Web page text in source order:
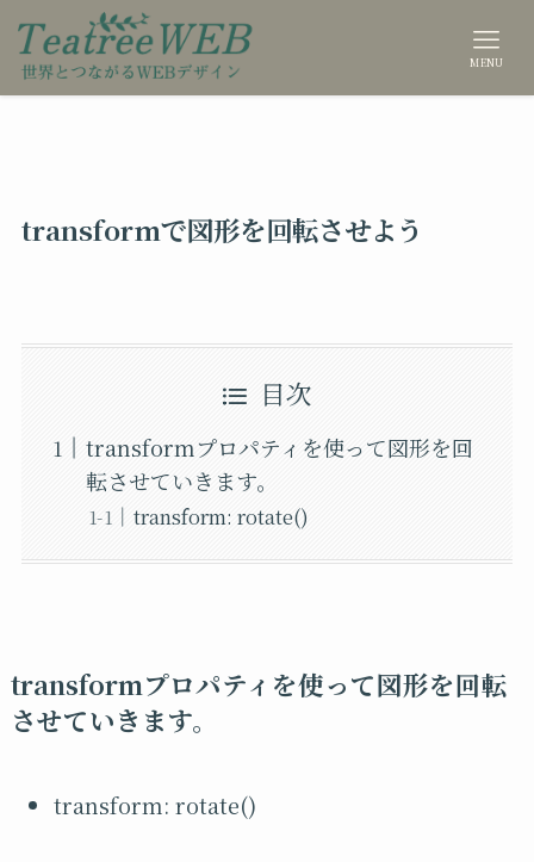
MENU
transformで図形を回転させよう
目次
transformプロパティを使って図形を回
転させていきます。
transform: rotate()
transformプロパティを使って図形を回転
させていきます。
transform: rotate()